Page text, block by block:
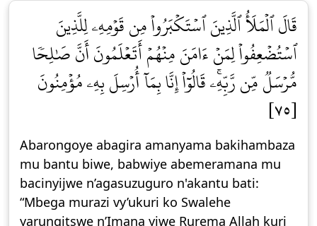
قَالَ ٱلۡمَلَأُ ٱلَّذِينَ ٱسۡتَكۡبَرُواْ مِن قَوۡمِهِۦ لِلَّذِينَ
ٱسۡتُضۡعِفُواْ لِمَنۡ ءَامَنَ مِنۡهُمۡ أَتَعۡلَمُونَ أَنَّ صَٰلِحٗا
مُّرۡسَلٞ مِّن رَّبِّهِۦۚ قَالُوٓاْ إِنَّا بِمَآ أُرۡسِلَ بِهِۦ مُؤۡمِنُونَ
[٧٥]
Abarongoye abagira amanyama bakihambaza
mu bantu biwe, babwiye abemeramana mu
bacinyijwe n’agasuzuguro n'akantu bati:
“Mbega murazi vy’ukuri ko Swalehe
yarungitswe n’Imana yiwe Rurema Allah kuri